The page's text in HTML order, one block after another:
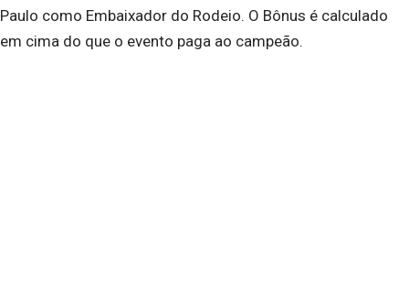
Paulo como Embaixador do Rodeio. O Bônus é calculado
em cima do que o evento paga ao campeão.